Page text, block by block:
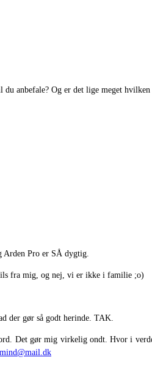
anbefale? Og er det lige meget hvilken
Arden Pro er SÅ dygtig.
fra mig, og nej, vi er ikke i familie ;o)
der gør så godt herinde. TAK.
Det gør mig virkelig ondt. Hvor i